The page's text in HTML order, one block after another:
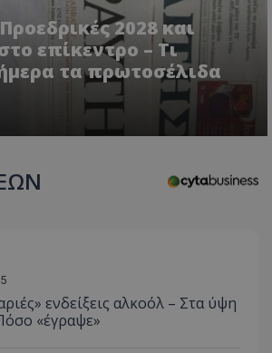
2028 και
επίκεντρο – Τι
τα πρωτοσέλιδα
ενδείξεις αλκοόλ – Στα ύψη
«έγραψε»
τον
οποίο
για
έχουν
μήνας
από